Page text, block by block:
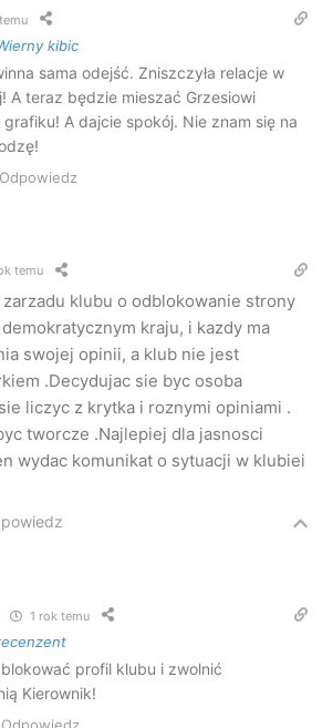
kibic
sama odejść. Zniszczyła relacje w
A teraz będzie mieszać Grzesiowi
A dajcie spokój. Nie znam się na
Odpowiedz
temu
klubu o odblokowanie strony
kraju, i kazdy ma
swojej opinii, a klub nie jest
.Decydujac sie byc osoba
liczyc z krytka i roznymi opiniami .
tworcze .Najlepiej dla jasnosci
wydac komunikat o sytuacji w klubiei
1 rok temu
profil klubu i zwolnić
Kierownik!